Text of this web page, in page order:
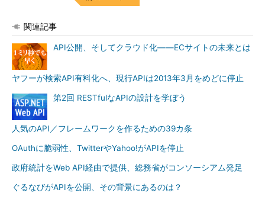
関連記事
API公開、そしてクラウド化――ECサイトの未来とは
ヤフーが検索API有料化へ、現行APIは2013年3月をめどに停止
第2回 RESTfulなAPIの設計を学ぼう
人気のAPI／フレームワークを作るための39カ条
OAuthに脆弱性、TwitterやYahoo!がAPIを停止
政府統計をWeb API経由で提供、総務省がコンソーシアム発足
ぐるなびがAPIを公開、その背景にあるのは？